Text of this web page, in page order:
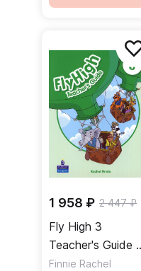
1 958 ₽ 2 447 ₽
Fly High 3
Teacher's Guide /
Книга для
Finnie Rachel